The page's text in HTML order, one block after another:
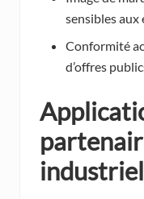
sensibles aux
Conformité
d’offres